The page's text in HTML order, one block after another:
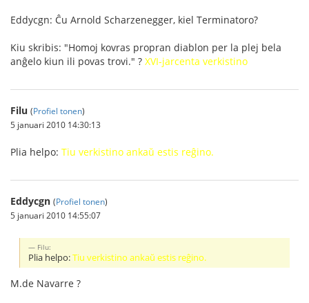
Eddycgn: Ĉu Arnold Scharzenegger, kiel Terminatoro?
Kiu skribis: "Homoj kovras propran diablon per la plej bela
anĝelo kiun ili povas trovi." ? XVI-jarcenta verkistino
Filu (Profiel tonen)
5 januari 2010 14:30:13
Plia helpo: Tiu verkistino ankaŭ estis reĝino.
Eddycgn (Profiel tonen)
5 januari 2010 14:55:07
Filu:
Plia helpo:Tiu verkistino ankaŭ estis reĝino.
M.de Navarre ?